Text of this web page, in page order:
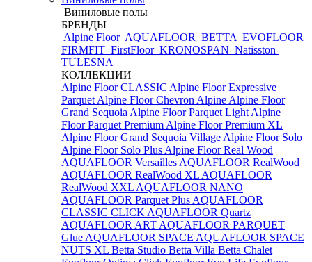
Виниловые полы
БРЕНДЫ
Alpine Floor AQUAFLOOR BETTA EVOFLOOR
FIRMFIT FirstFloor KRONOSPAN Natisston
TULESNA
КОЛЛЕКЦИИ
Alpine Floor CLASSIC Alpine Floor Expressive
Parquet Alpine Floor Chevron Alpine Alpine Floor
Grand Sequoia Alpine Floor Parquet Light Alpine
Floor Parquet Premium Alpine Floor Premium XL
Alpine Floor Grand Sequoia Village Alpine Floor Solo
Alpine Floor Solo Plus Alpine Floor Real Wood
AQUAFLOOR Versailles AQUAFLOOR RealWood
AQUAFLOOR RealWood XL AQUAFLOOR
RealWood XXL AQUAFLOOR NANO
AQUAFLOOR Parquet Plus AQUAFLOOR
CLASSIC CLICK AQUAFLOOR Quartz
AQUAFLOOR ART AQUAFLOOR PARQUET
Glue AQUAFLOOR SPACE AQUAFLOOR SPACE
NUTS XL Betta Studio Betta Villa Betta Chalet